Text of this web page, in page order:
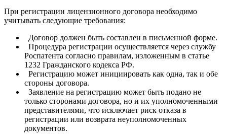
При регистрации лицензионного договора необходимо
учитывать следующие требования:
Договор должен быть составлен в письменной форме.
Процедура регистрации осуществляется через службу
Роспатента согласно правилам, изложенным в статье
1232 Гражданского кодекса РФ.
Регистрацию может инициировать как одна, так и обе
стороны договора.
Заявление на регистрацию может быть подано не
только сторонами договора, но и их уполномоченными
представителями, что исключает риск отказа в
регистрации или возврата неуполномоченных
документов.